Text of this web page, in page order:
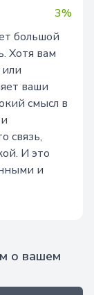
3%
большой
Хотя вам
ваши
смысл в
связь,
И это
и
о вашем